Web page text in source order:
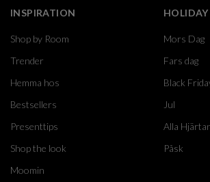
INSPIRATION
Shop by Room
Trender
Hemma hos
Bestsellers
Presenttips
Shop the look
Moomin
HOLIDAY
Mors Dag
Fars dag
Black
Jul
Alla
Påsk